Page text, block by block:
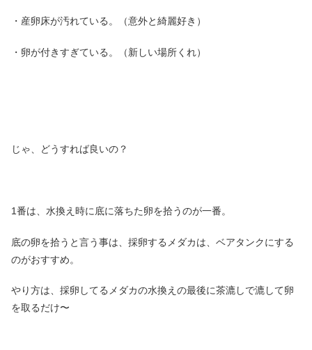
・産卵床が汚れている。（意外と綺麗好き）
・卵が付きすぎている。（新しい場所くれ）
じゃ、どうすれば良いの？
1番は、水換え時に底に落ちた卵を拾うのが一番。
底の卵を拾うと言う事は、採卵するメダカは、ベアタンクにする
のがおすすめ。
やり方は、採卵してるメダカの水換えの最後に茶漉しで漉して卵
を取るだけ〜